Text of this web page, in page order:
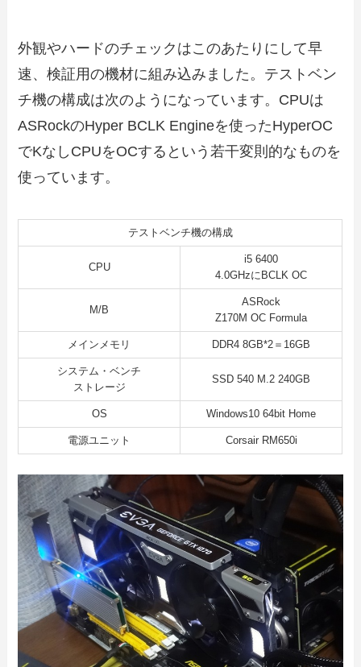
外観やハードのチェックはこのあたりにして早
速、検証用の機材に組み込みました。テストベン
チ機の構成は次のようになっています。CPUは
ASRockのHyper BCLK Engineを使ったHyperOC
でKなしCPUをOCするという若干変則的なものを
使っています。
テストベンチ機の構成
CPU
i5 6400
4.0GHzにBCLK OC
M/B
ASRock
Z170M OC Formula
メインメモリ DDR4 8GB*2＝16GB
システム・ベンチ
ストレージ
SSD 540 M.2 240GB
OS Windows10 64bit Home
電源ユニット Corsair RM650i